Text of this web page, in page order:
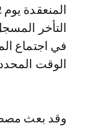
التأخر
في اجتماع
الوقت
وقد بعث